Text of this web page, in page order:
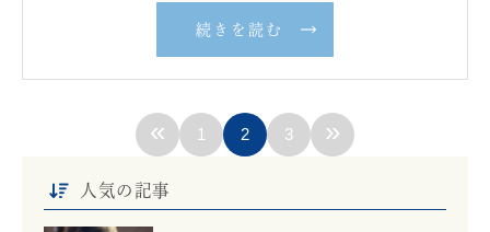
続きを読む
« 1 2 3 »
人気の記事